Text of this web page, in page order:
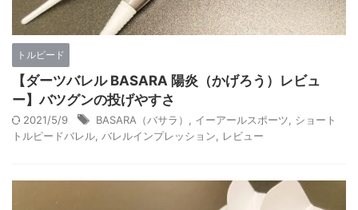
トルピード
【ダーツバレル BASARA 陽炎（かげろう）レビュ
ー】バツグンの投げやすさ
2021/5/9 BASARA（バサラ） イーアールスポーツ
ショート
トルピードバレル バレルインプレッション レビュー